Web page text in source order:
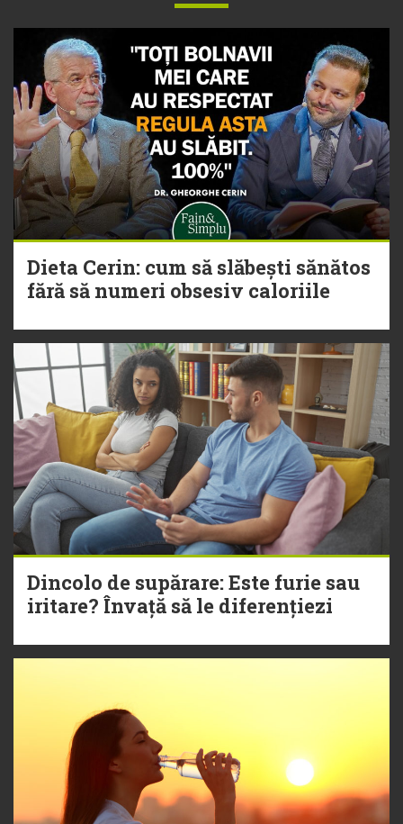
Dieta Cerin: cum să slăbești sănătos
fără să numeri obsesiv caloriile
Dincolo de supărare: Este furie sau
iritare? Învață să le diferențiezi